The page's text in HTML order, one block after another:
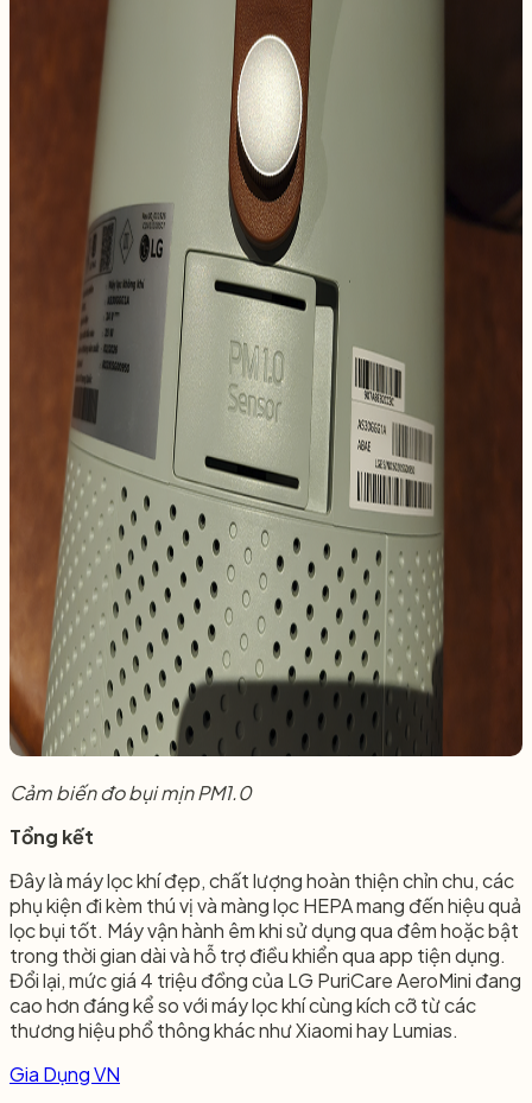
Cảm biến đo bụi mịn PM1.0
Tổng kết
Đây là máy lọc khí đẹp, chất lượng hoàn thiện chỉn chu, các
phụ kiện đi kèm thú vị và màng lọc HEPA mang đến hiệu quả
lọc bụi tốt. Máy vận hành êm khi sử dụng qua đêm hoặc bật
trong thời gian dài và hỗ trợ điều khiển qua app tiện dụng.
Đổi lại, mức giá 4 triệu đồng của LG PuriCare AeroMini đang
cao hơn đáng kể so với máy lọc khí cùng kích cỡ từ các
thương hiệu phổ thông khác như Xiaomi hay Lumias.
Gia Dụng VN